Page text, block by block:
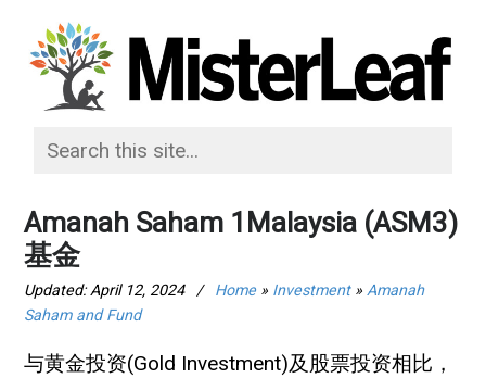
Amanah Saham 1Malaysia (ASM3)
基金
Updated: April 12, 2024 / Home» Investment» Amanah
Saham and Fund
与黄金投资(Gold Investment)及股票投资相比，